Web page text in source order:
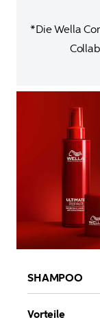
*Die Wella
SHAMPOO
Vorteile